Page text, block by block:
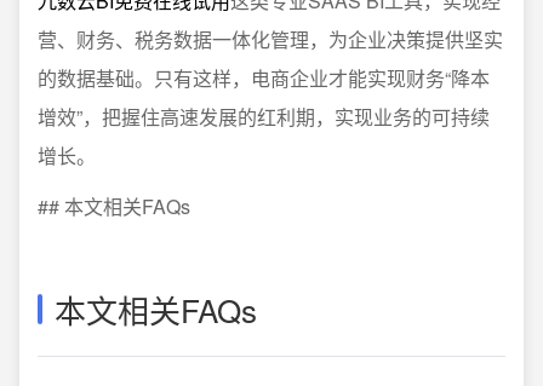
营、财务、税务数据一体化管理，为企业决策提供坚实
的数据基础。只有这样，电商企业才能实现财务“降本
增效”，把握住高速发展的红利期，实现业务的可持续
增长。
## 本文相关FAQs
本文相关FAQs